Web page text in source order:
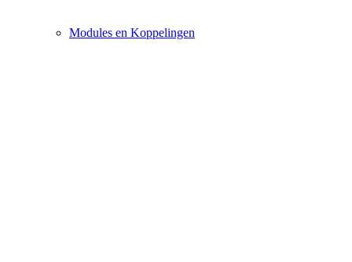
Modules en Koppelingen